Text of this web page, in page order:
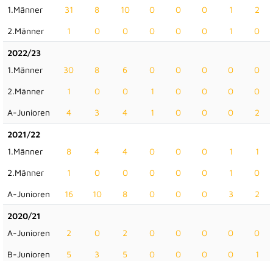
1.Männer
31 8 10 0 0 0 1 2
2.Männer 1 0 0 0 0 0 1 0
2022/23
1.Männer
30 8 6 0 0 0 0 0
2.Männer 1 0 0 1 0 0 0 0
A-Junioren 4 3 4 1 0 0 0 2
2021/22
1.Männer
8 4 4 0 0 0 1 1
2.Männer 1 0 0 0 0 0 1 0
A-Junioren 16 10 8 0 0 0 3 2
2020/21
A-Junioren
2 0 2 0 0 0 0 0
B-Junioren 5 3 5 0 0 0 0 1